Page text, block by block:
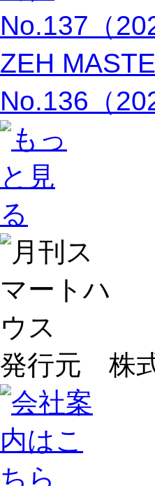
No.137（
ZEH
No.136（
発行元 株